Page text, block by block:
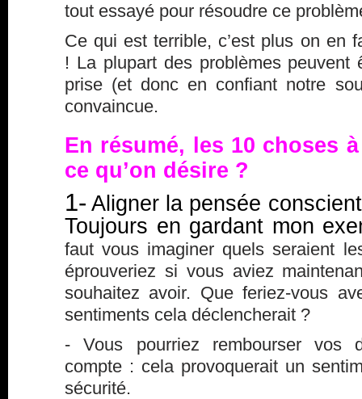
tout essayé pour résoudre ce
Ce qui est terrible, c’est plus on en
! La plupart des problèmes peuvent
prise (et donc en confiant notre
convaincue.
En résumé, les 10 choses
ce qu’on désire ?
1- Aligner la pensée
Toujours en gardant mon
faut vous imaginer quels seraient
éprouveriez si vous aviez
souhaitez avoir. Que feriez-vous
sentiments cela déclencherait ?
- Vous pourriez rembourser vos
compte : cela provoquerait un
sécurité.